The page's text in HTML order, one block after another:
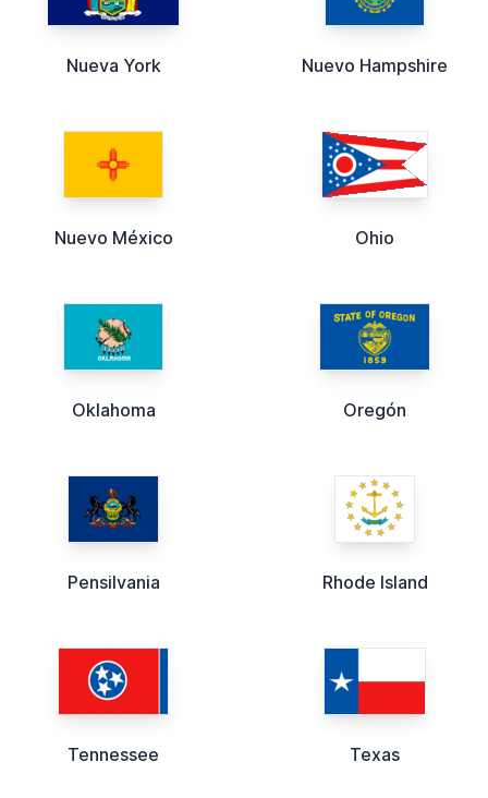
Nueva York Nuevo Hampshire
Nuevo México Ohio
Oklahoma Oregón
Pensilvania Rhode Island
Tennessee Texas